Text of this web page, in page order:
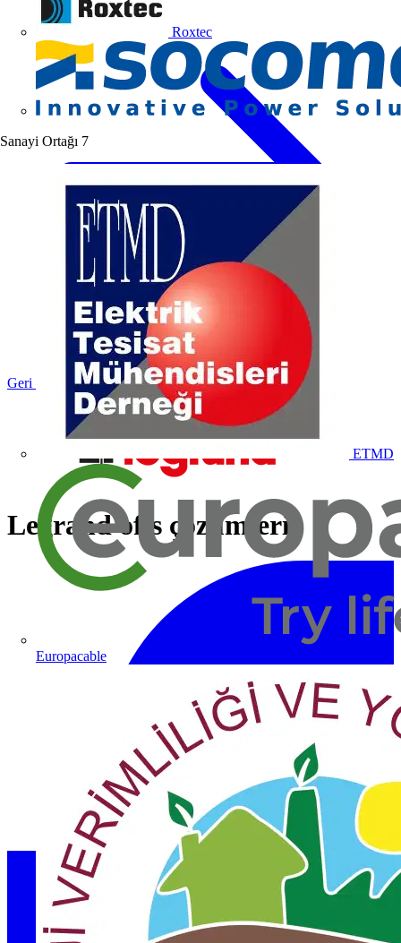
Roxtec
Sanayi Ortağı 7
ETMD
Europacable
Geri dön Haberler
Legrand ofis çözümleri